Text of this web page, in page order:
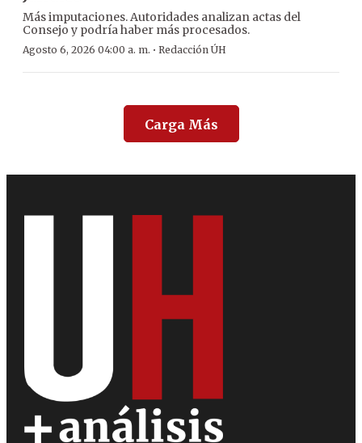
Más imputaciones. Autoridades analizan actas del
Consejo y podría haber más procesados.
Agosto 6, 2026 04:00 a. m. · Redacción ÚH
Carga Más